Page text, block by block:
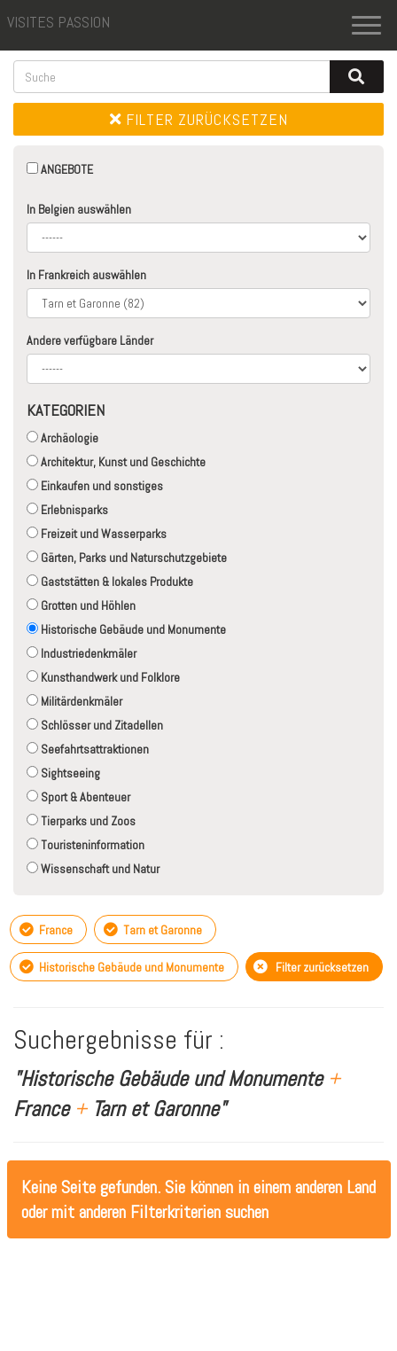
VISITES PASSION
FILTER ZURÜCKSETZEN
ANGEBOTE
In Belgien auswählen
In Frankreich auswählen
Andere verfügbare Länder
KATEGORIEN
Archäologie
Architektur, Kunst und Geschichte
Einkaufen und sonstiges
Erlebnisparks
Freizeit und Wasserparks
Gärten, Parks und Naturschutzgebiete
Gaststätten & lokales Produkte
Grotten und Höhlen
Historische Gebäude und Monumente
Industriedenkmäler
Kunsthandwerk und Folklore
Militärdenkmäler
Schlösser und Zitadellen
Seefahrtsattraktionen
Sightseeing
Sport & Abenteuer
Tierparks und Zoos
Touristeninformation
Wissenschaft und Natur
France Tarn et Garonne
Historische Gebäude und Monumente Filter zurücksetzen
Suchergebnisse für :
"Historische Gebäude und Monumente +
France +Tarn et Garonne"
Keine Seite gefunden. Sie können in einem anderen Land
oder mit anderen Filterkriterien suchen